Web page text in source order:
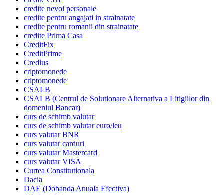
credite nevoi personale
credite pentru angajati in strainatate
credite pentru romanii din strainatate
credite Prima Casa
CreditFix
CreditPrime
Credius
criptomonede
criptomonede
CSALB
CSALB (Centrul de Solutionare Alternativa a Litigiilor din
domeniul Bancar)
curs de schimb valutar
curs de schimb valutar euro/leu
curs valutar BNR
curs valutar carduri
curs valutar Mastercard
curs valutar VISA
Curtea Constitutionala
Dacia
DAE (Dobanda Anuala Efectiva)